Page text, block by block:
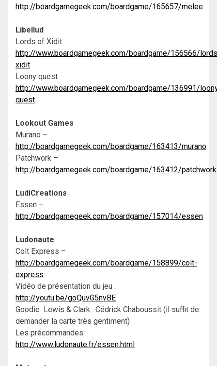
http://boardgamegeek.com/boardgame/165657/melee
Libellud
Lords of Xidit
http://www.boardgamegeek.com/boardgame/156566/
xidit
Loony quest
http://www.boardgamegeek.com/boardgame/136991/
quest
Lookout Games
Murano –
http://boardgamegeek.com/boardgame/163413/murano
Patchwork –
http://boardgamegeek.com/boardgame/163412/patchwork
LudiCreations
Essen –
http://boardgamegeek.com/boardgame/157014/essen
Ludonaute
Colt Express –
http://boardgamegeek.com/boardgame/158899/colt-
express
Vidéo de présentation du jeu :
http://youtu.be/goQuvG5nvBE
Goodie Lewis & Clark : Cédrick Chaboussit (il suffit de
demander la carte très gentiment)
Les précommandes :
http://www.ludonaute.fr/essen.html